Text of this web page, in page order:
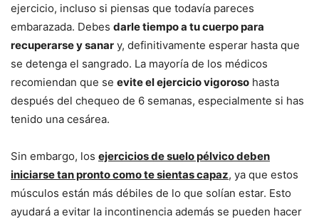
ejercicio, incluso si piensas que todavía pareces
embarazada. Debes darle tiempo a tu cuerpo para
recuperarse y sanar y, definitivamente esperar hasta que
se detenga el sangrado. La mayoría de los médicos
recomiendan que se evite el ejercicio vigoroso hasta
después del chequeo de 6 semanas, especialmente si has
tenido una cesárea.
Sin embargo, los ejercicios de suelo pélvico deben
iniciarse tan pronto como te sientas capaz, ya que estos
músculos están más débiles de lo que solían estar. Esto
ayudará a evitar la incontinencia además se pueden hacer